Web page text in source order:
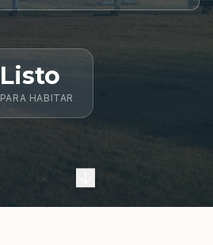
Listo
PARA HABITAR